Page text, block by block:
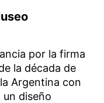
por la firma
la década de
Argentina con
diseño